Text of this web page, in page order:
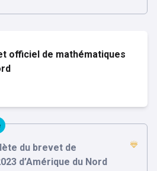
officiel de mathématiques
du brevet de
d’Amérique du Nord